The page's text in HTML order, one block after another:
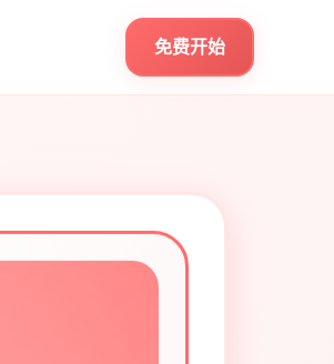
免费开始